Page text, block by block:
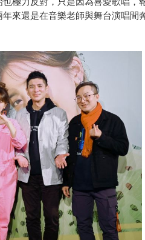
極力反對，只是因為喜愛歌唱，
來還是在音樂老師與舞台演唱間